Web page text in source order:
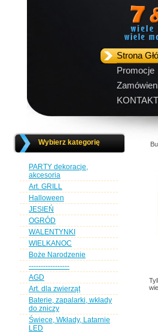
Strona
Promocje
KONTAKT
Wybierz kategorię
PARTY dekoracje,
akcesoria
Art. GRILL
Halloween
JESIEŃ
OGRÓD
WALENTYNKI
WIELKANOC
Boże Narodzenie
-----------------
AGD
Art. dla zwierząt
Baterie, zapalarki, wkłady
do zniczy
Świece, Wkłady, Latarnie
LED